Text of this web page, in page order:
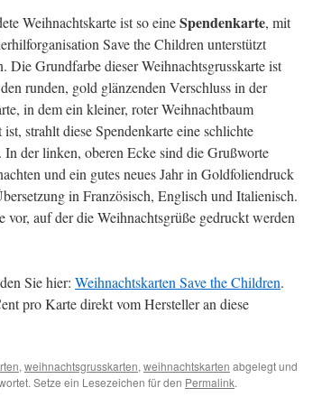
Weihnachtskarte ist so eineSpendenkarte, mit
Save the Children unterstützt
Die Grundfarbe dieser Weihnachtsgrusskarte ist
runden, gold glänzenden Verschluss in der
in dem ein kleiner, roter Weihnachtbaum
ist, strahlt diese Spendenkarte eine schlichte
In der linken, oberen Ecke sind die Grußworte
und ein gutes neues Jahr in Goldfoliendruck
in Französisch, Englisch und Italienisch.
auf der die Weihnachtsgrüße gedruckt werden
Sie hier: Weihnachtskarten Save the Children.
pro Karte direkt vom Hersteller an diese
, weihnachtsgrusskarten, weihnachtskarten abgelegt und
Setze ein Lesezeichen für den Permalink.